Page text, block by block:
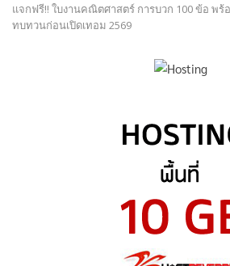
แจกฟรี!! ใบงานคณิตศาสตร์ การบวก 100 ข้อ พร้
ทบทวนก่อนเปิดเทอม 2569